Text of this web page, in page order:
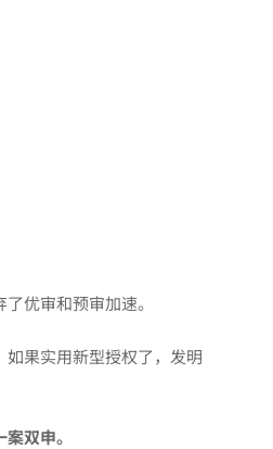
优审和预审加速。
果实用新型授权了，发明
双申。